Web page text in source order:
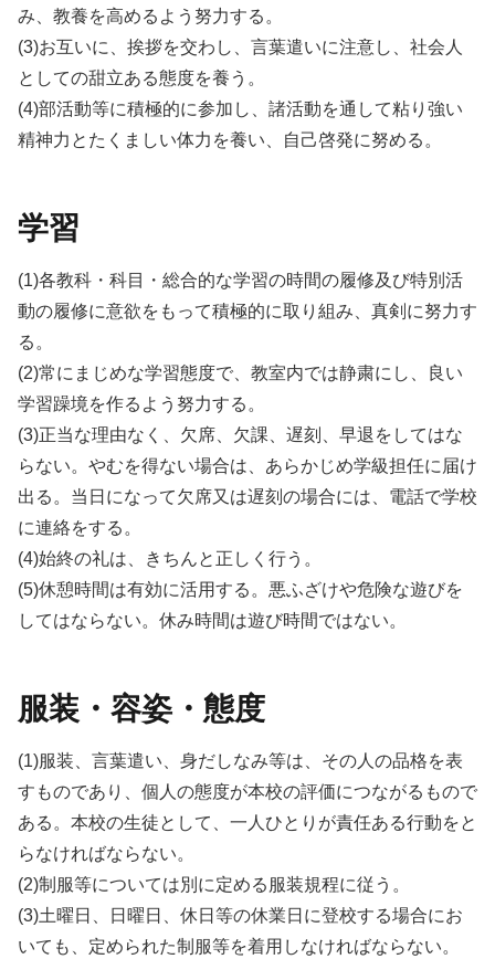
み、教養を高めるよう努力する。
(3)お互いに、挨拶を交わし、言葉遣いに注意し、社会人
としての甜立ある態度を養う。
(4)部活動等に積極的に参加し、諸活動を通して粘り強い
精神力とたくましい体力を養い、自己啓発に努める。
学習
(1)各教科・科目・総合的な学習の時間の履修及び特別活
動の履修に意欲をもって積極的に取り組み、真剣に努力す
る。
(2)常にまじめな学習態度で、教室内では静粛にし、良い
学習躁境を作るよう努力する。
(3)正当な理由なく、欠席、欠課、遅刻、早退をしてはな
らない。やむを得ない場合は、あらかじめ学級担任に届け
出る。当日になって欠席又は遅刻の場合には、電話で学校
に連絡をする。
(4)始終の礼は、きちんと正しく行う。
(5)休憩時間は有効に活用する。悪ふざけや危険な遊びを
してはならない。休み時間は遊び時間ではない。
服装・容姿・態度
(1)服装、言葉遣い、身だしなみ等は、その人の品格を表
すものであり、個人の態度が本校の評価につながるもので
ある。本校の生徒として、一人ひとりが責任ある行動をと
らなければならない。
(2)制服等については別に定める服装規程に従う。
(3)土曜日、日曜日、休日等の休業日に登校する場合にお
いても、定められた制服等を着用しなければならない。